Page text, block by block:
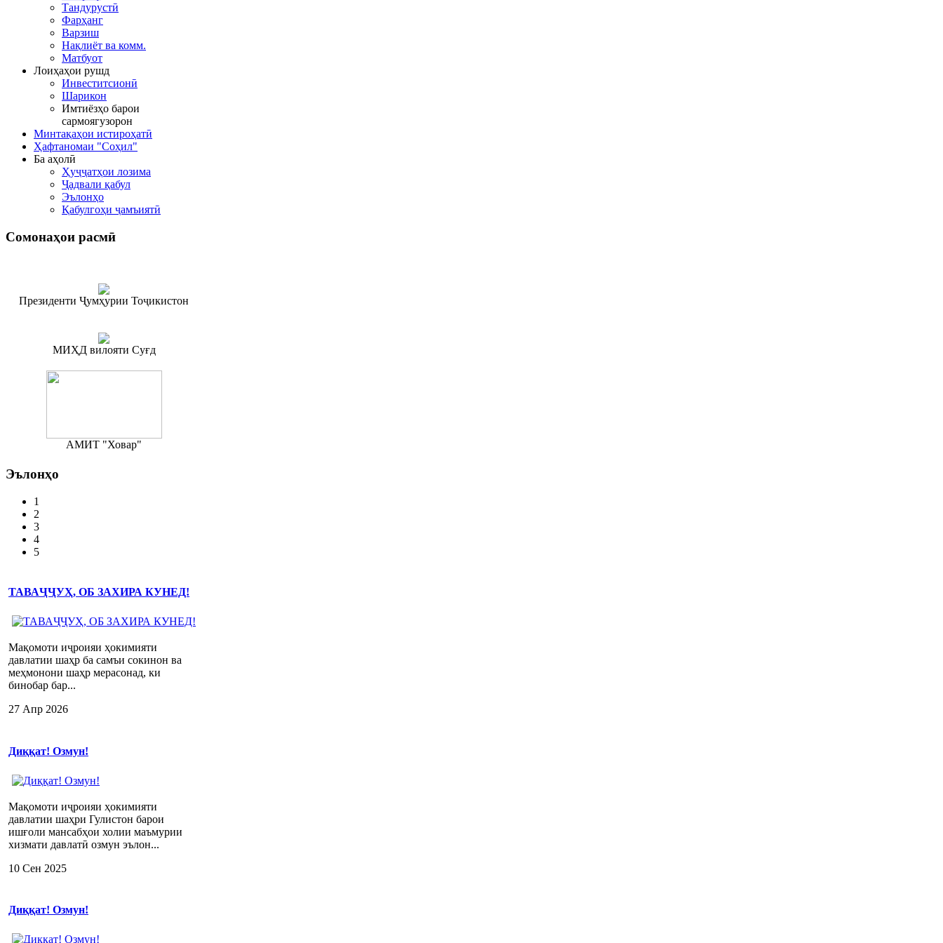
Тандурустӣ
Фарҳанг
Варзиш
Нақлиёт ва комм.
Матбуот
Лоиҳаҳои рушд
Инвеститсионӣ
Шарикон
Имтиёзҳо барои
сармоягузорон
Минтақаҳои истироҳатӣ
Ҳафтаномаи "Соҳил"
Ба аҳолӣ
Ҳуҷҷатҳои лозима
Ҷадвали қабул
Эълонҳо
Қабулгоҳи ҷамъиятӣ
Сомонаҳои расмӣ
Президенти Ҷумҳурии Тоҷикистон
МИҲД вилояти Суғд
АМИТ "Ховар"
Эълонҳо
1
2
3
4
5
ТАВАҶҶУҲ, ОБ ЗАХИРА КУНЕД!
Мақомоти иҷроияи ҳокимияти
давлатии шаҳр ба самъи сокинон ва
меҳмонони шаҳр мерасонад, ки
бинобар бар...
27 Апр 2026
Диққат! Озмун!
Мақомоти иҷроияи ҳокимияти
давлатии шаҳри Гулистон барои
ишғоли мансабҳои холии маъмурии
хизмати давлатӣ озмун эълон...
10 Сен 2025
Диққат! Озмун!